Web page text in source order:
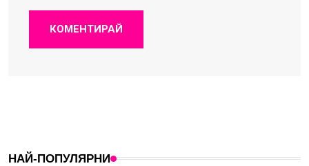
КОМЕНТИРАЙ
НАЙ-ПОПУЛЯРНИ